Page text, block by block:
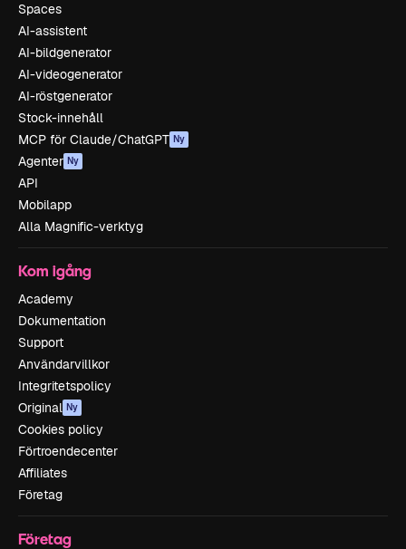
Spaces
AI-assistent
AI-bildgenerator
AI-videogenerator
AI-röstgenerator
Stock-innehåll
MCP för Claude/ChatGPT Ny
Agenter Ny
API
Mobilapp
Alla Magnific-verktyg
Kom igång
Academy
Dokumentation
Support
Användarvillkor
Integritetspolicy
Original Ny
Cookies policy
Förtroendecenter
Affiliates
Företag
Företag